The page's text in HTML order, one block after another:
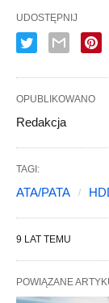
UDOSTĘPNIJ
OPUBLIKOWANO
Redakcja
TAGI:
ATA/PATA
9 LAT TEMU
POWIĄZANE